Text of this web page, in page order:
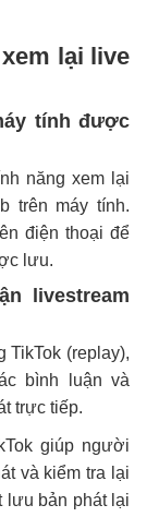
lại live
tính được
năng xem lại
trên máy tính.
điện thoại để
lưu.
livestream
(replay),
bình luận và
trực tiếp.
giúp người
và kiểm tra lại
lưu bản phát lại